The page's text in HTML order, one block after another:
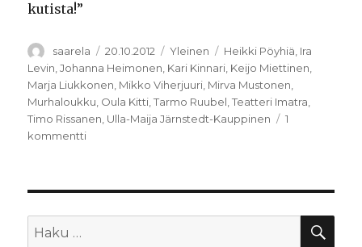
kutista!”
Kirjoittaja
saarela Julkaistu
20.10.2012 Kategoriat
Yleinen Avainsanat
Heikki Pöyhiä Ira
Levin ,Johanna Heimonen Kari Kinnari Keijo Miettinen
Marja Liukkonen Mikko Viherjuuri Mirva Mustonen
Murhaloukku Oula Kitti ,Tarmo Ruubel ,Teatteri Imatra
Timo Rissanen Ulla-Maija Järnstedt-Kauppinen
1
kommenttiartikkeliin
Etsi: